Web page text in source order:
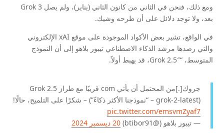
ومع ذلك، فنحن في الثاني من كانون الثاني (يناير)، ولم يصل Grok 3
بعد، ولا توجد دلائل على أن طرحه وشيك.
في الواقع، تشير بعض الأكواد الموجودة على موقع xAI الإلكتروني
والتي رصدها مرشد الذكاء الاصطناعي تيبور بلاهو إلى أن النموذج
المتوسط، “Grok 2.5″، قد يهبط أولاً.
جروك[.]من المحتمل أن يأتي com قريبًا مع طراز Grok 2.5
(grok-2-latest – “نموذجنا الأكثر ذكاءً”) – شكرًا على التلميح، حالًا!
pic.twitter.com/emsvmZyaf7
— تيبور بلاهو (@btibor91)
20 ديسمبر 2024